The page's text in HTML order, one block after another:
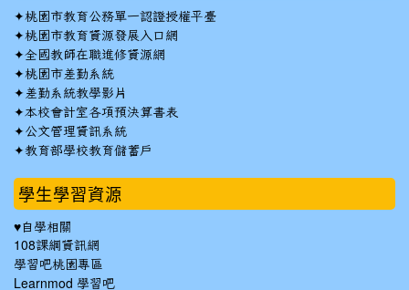
✦桃園市教育公務單一認證授權平臺
✦桃園市教育資源發展入口網
✦全國教師在職進修資源網
✦桃園市差勤系統
✦ 差勤系統教學影片
✦本校會計室各項預決算書表
✦公文管理資訊系統
✦教育部學校教育儲蓄戶
學生學習資源
♥自學相關
108課綱資訊網
學習吧桃園專區
Learnmod 學習吧